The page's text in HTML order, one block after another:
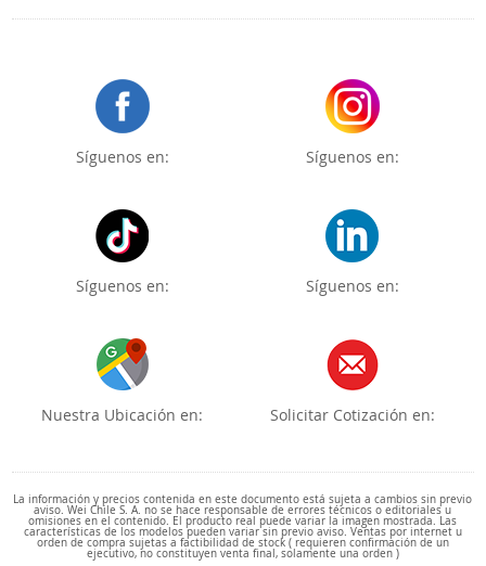
Síguenos en: Síguenos en:
Síguenos en: Síguenos en:
Nuestra Ubicación en: Solicitar Cotización en:
La información y precios contenida en este documento está sujeta a cambios sin previo
aviso. Wei Chile S. A. no se hace responsable de errores técnicos o editoriales u
omisiones en el contenido. El producto real puede variar la imagen mostrada. Las
características de los modelos pueden variar sin previo aviso. Ventas por internet u
orden de compra sujetas a factibilidad de stock ( requieren confirmación de un
ejecutivo, no constituyen venta final, solamente una orden )